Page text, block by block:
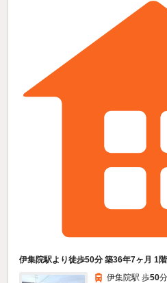
伊集院駅より徒歩50分 築36年7ヶ月 1
伊集院駅 歩50